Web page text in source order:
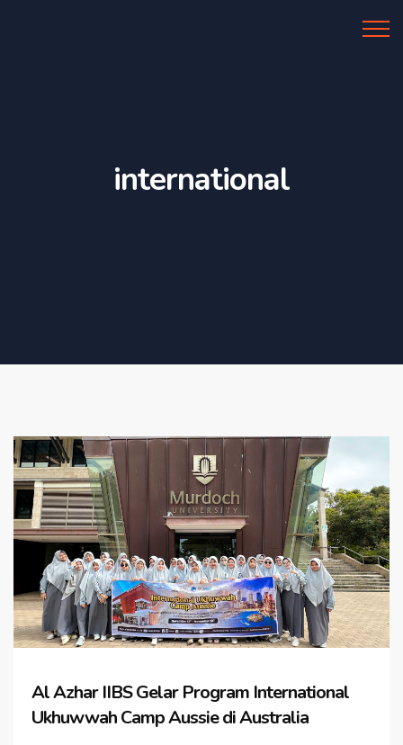
international
Al Azhar IIBS Gelar Program International
Ukhuwwah Camp Aussie di Australia